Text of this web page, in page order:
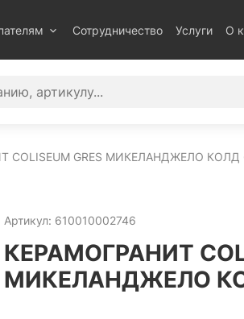
Сотрудничество Услуги О
COLISEUM GRES МИКЕЛАНДЖЕЛО КОЛД
Артикул: 610010002746
КЕРАМОГРАНИТ
МИКЕЛАНДЖЕЛО